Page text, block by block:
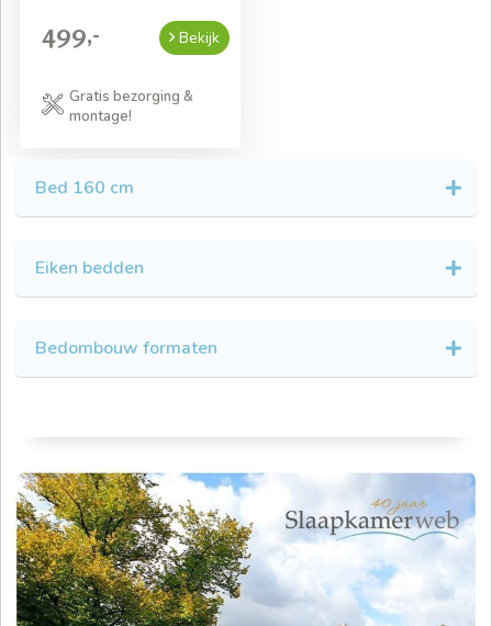
499,- Bekijk
Gratis bezorging &
montage!
Bed 160 cm
Eiken bedden
Bedombouw formaten